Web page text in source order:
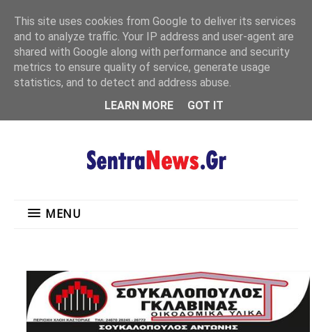
MENU
MENU
This site uses cookies from Google to deliver its services
and to analyze traffic. Your IP address and user-agent are
shared with Google along with performance and security
metrics to ensure quality of service, generate usage
statistics, and to detect and address abuse.
LEARN MORE
GOT IT